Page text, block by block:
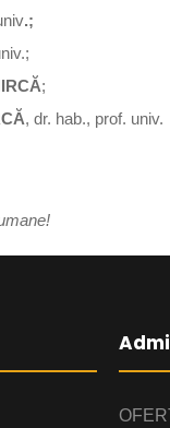
.;
;
, dr. hab., prof. univ.